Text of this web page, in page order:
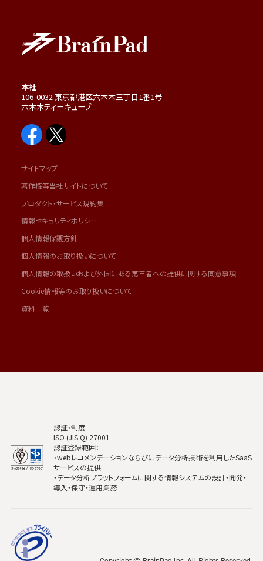
本社
106-0032 東京都港区六本木三丁目1番1号
六本木ティーキューブ
サイトマップ
著作権等当社サイトについて
プロダクト・サービス規約集
情報セキュリティポリシー
個人情報保護方針
個人情報のお取り扱いについて
個人情報の取扱いおよび外国にある第三者への提供に関する同意事項
Cookie情報等のお取り扱いについて
資料一覧
認証・制度
ISO (JIS Q) 27001
認証登録範囲：
・webレコメンデーションならびにデータ分析技術を利用したSaaS
サービスの提供
・データ分析プラットフォームに関する情報システムの設計・開発・
導入・保守・運用業務